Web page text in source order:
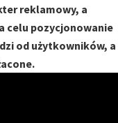
reklamowy, a
celu pozycjonowanie
od użytkowników, a